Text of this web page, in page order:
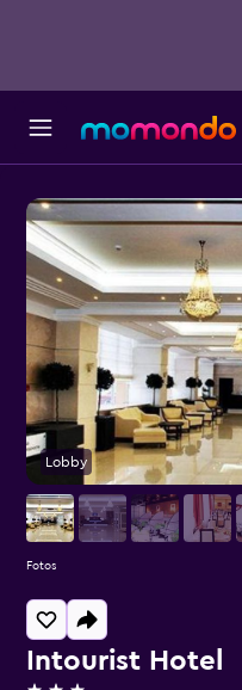
Intourist Hotel
Lobby
Fotos